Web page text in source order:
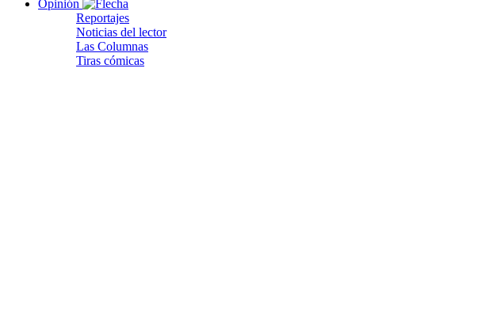
Opinión
Reportajes
Noticias del lector
Las Columnas
Tiras cómicas